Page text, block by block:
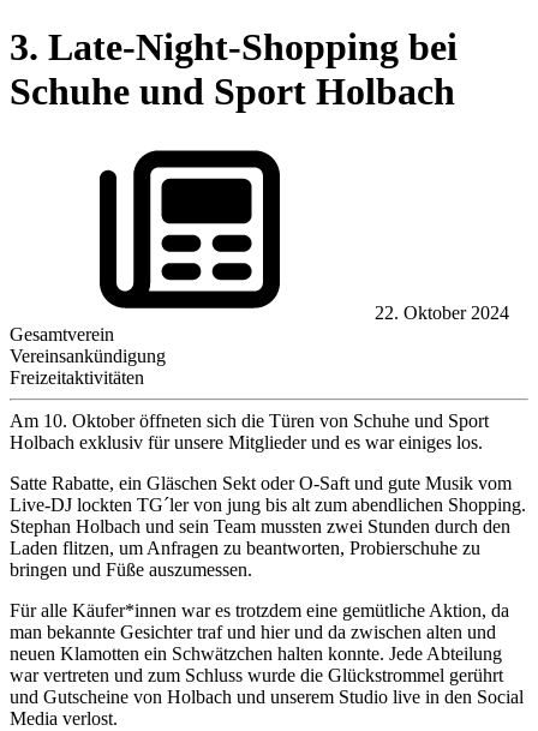
3. Late-Night-Shopping bei
Schuhe und Sport Holbach
22. Oktober 2024
Gesamtverein
Vereinsankündigung
Freizeitaktivitäten
Am 10. Oktober öffneten sich die Türen von Schuhe und Sport
Holbach exklusiv für unsere Mitglieder und es war einiges los.
Satte Rabatte, ein Gläschen Sekt oder O-Saft und gute Musik vom
Live-DJ lockten TG´ler von jung bis alt zum abendlichen Shopping.
Stephan Holbach und sein Team mussten zwei Stunden durch den
Laden flitzen, um Anfragen zu beantworten, Probierschuhe zu
bringen und Füße auszumessen.
Für alle Käufer*innen war es trotzdem eine gemütliche Aktion, da
man bekannte Gesichter traf und hier und da zwischen alten und
neuen Klamotten ein Schwätzchen halten konnte. Jede Abteilung
war vertreten und zum Schluss wurde die Glückstrommel gerührt
und Gutscheine von Holbach und unserem Studio live in den Social
Media verlost.